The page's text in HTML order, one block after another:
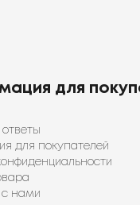
для
для покупателей
с нами